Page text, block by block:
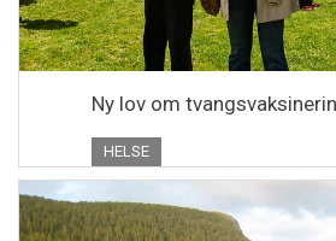
Ny lov om
HELSE